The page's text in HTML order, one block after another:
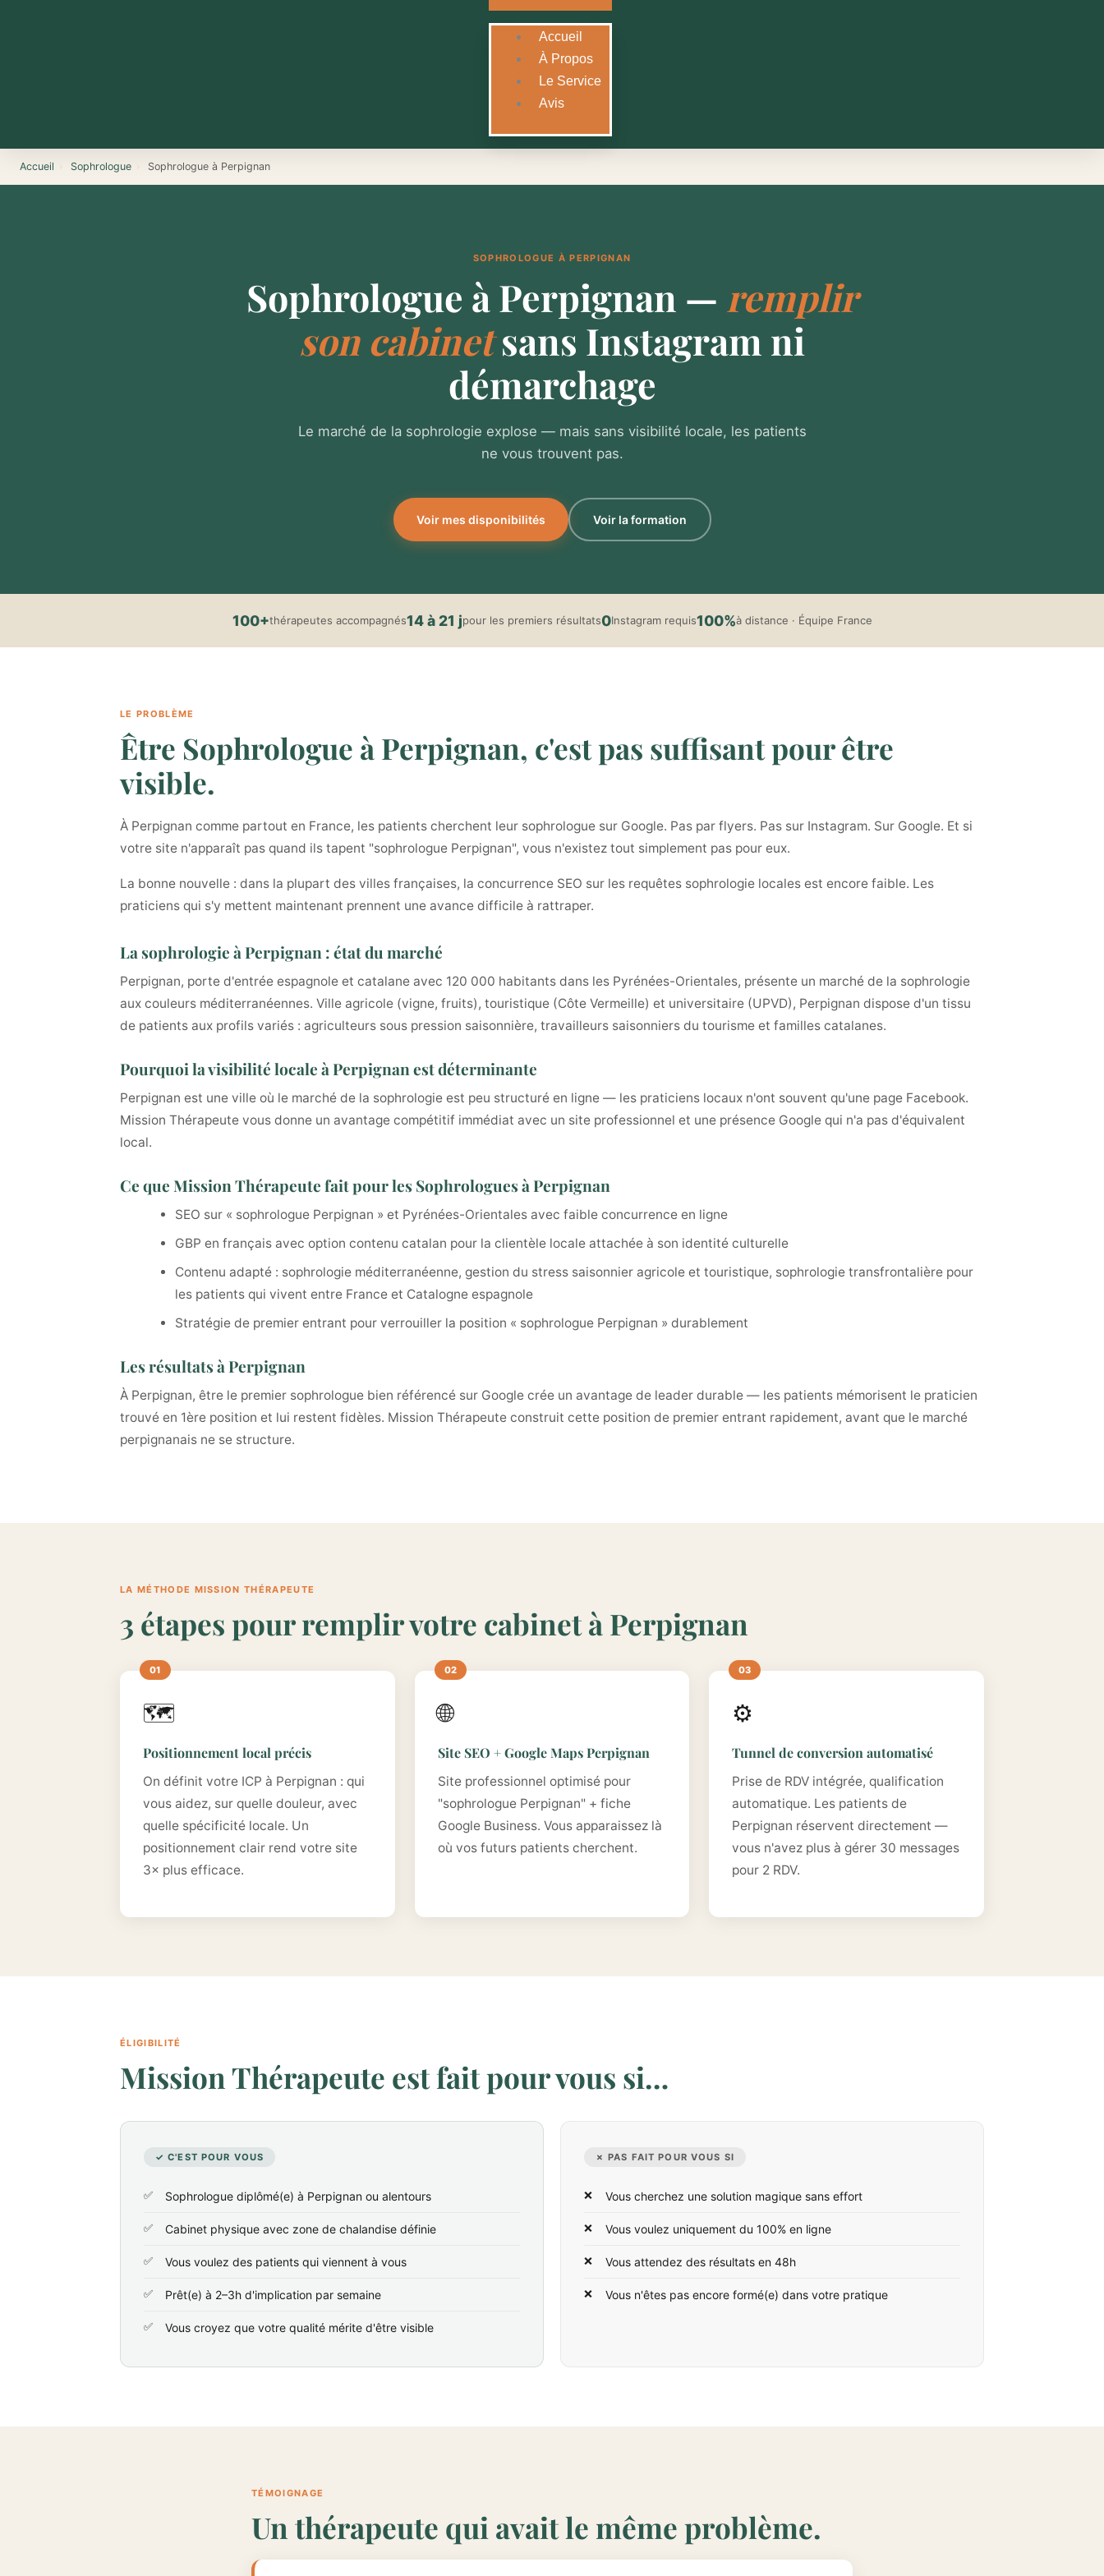
Accueil
À Propos
Le Service
Avis
Accueil Sophrologue Sophrologue à Perpignan
SOPHROLOGUE À PERPIGNAN
Sophrologue à Perpignan — remplir
son cabinetsans Instagram ni
démarchage
Le marché de la sophrologie explose — mais sans visibilité locale, les patients
ne vous trouvent pas.
Voir mes disponibilités Voir la formation
100+thérapeutes accompagnés14 à 21 jpour les premiers résultats0Instagram requis100%à distance · Équipe France
LE PROBLÈME
Être Sophrologue à Perpignan, c'est pas suffisant pour être
visible.
À Perpignan comme partout en France, les patients cherchent leur sophrologue sur Google. Pas par flyers. Pas sur Instagram. Sur Google. Et si
votre site n'apparaît pas quand ils tapent "sophrologue Perpignan", vous n'existez tout simplement pas pour eux.
La bonne nouvelle : dans la plupart des villes françaises, la concurrence SEO sur les requêtes sophrologie locales est encore faible. Les
praticiens qui s'y mettent maintenant prennent une avance difficile à rattraper.
La sophrologie à Perpignan : état du marché
Perpignan, porte d'entrée espagnole et catalane avec 120 000 habitants dans les Pyrénées-Orientales, présente un marché de la sophrologie
aux couleurs méditerranéennes. Ville agricole (vigne, fruits), touristique (Côte Vermeille) et universitaire (UPVD), Perpignan dispose d'un tissu
de patients aux profils variés : agriculteurs sous pression saisonnière, travailleurs saisonniers du tourisme et familles catalanes.
Pourquoi la visibilité locale à Perpignan est déterminante
Perpignan est une ville où le marché de la sophrologie est peu structuré en ligne — les praticiens locaux n'ont souvent qu'une page Facebook.
Mission Thérapeute vous donne un avantage compétitif immédiat avec un site professionnel et une présence Google qui n'a pas d'équivalent
local.
Ce que Mission Thérapeute fait pour les Sophrologues à Perpignan
SEO sur « sophrologue Perpignan » et Pyrénées-Orientales avec faible concurrence en ligne
GBP en français avec option contenu catalan pour la clientèle locale attachée à son identité culturelle
Contenu adapté : sophrologie méditerranéenne, gestion du stress saisonnier agricole et touristique, sophrologie transfrontalière pour
les patients qui vivent entre France et Catalogne espagnole
Stratégie de premier entrant pour verrouiller la position « sophrologue Perpignan » durablement
Les résultats à Perpignan
À Perpignan, être le premier sophrologue bien référencé sur Google crée un avantage de leader durable — les patients mémorisent le praticien
trouvé en 1ère position et lui restent fidèles. Mission Thérapeute construit cette position de premier entrant rapidement, avant que le marché
perpignanais ne se structure.
LA MÉTHODE MISSION THÉRAPEUTE
3 étapes pour remplir votre cabinet à Perpignan
🗺️
Positionnement local précis
On définit votre ICP à Perpignan : qui
vous aidez, sur quelle douleur, avec
quelle spécificité locale. Un
positionnement clair rend votre site
3× plus efficace.
🌐
Site SEO + Google Maps Perpignan
Site professionnel optimisé pour
"sophrologue Perpignan" + fiche
Google Business. Vous apparaissez là
où vos futurs patients cherchent.
⚙️
Tunnel de conversion automatisé
Prise de RDV intégrée, qualification
automatique. Les patients de
Perpignan réservent directement —
vous n'avez plus à gérer 30 messages
pour 2 RDV.
ÉLIGIBILITÉ
Mission Thérapeute est fait pour vous si…
✓ C'EST POUR VOUS
Sophrologue diplômé(e) à Perpignan ou alentours
Cabinet physique avec zone de chalandise définie
Vous voulez des patients qui viennent à vous
Prêt(e) à 2–3h d'implication par semaine
Vous croyez que votre qualité mérite d'être visible
✗ PAS FAIT POUR VOUS SI
Vous cherchez une solution magique sans effort
Vous voulez uniquement du 100% en ligne
Vous attendez des résultats en 48h
Vous n'êtes pas encore formé(e) dans votre pratique
TÉMOIGNAGE
Un thérapeute qui avait le même problème.